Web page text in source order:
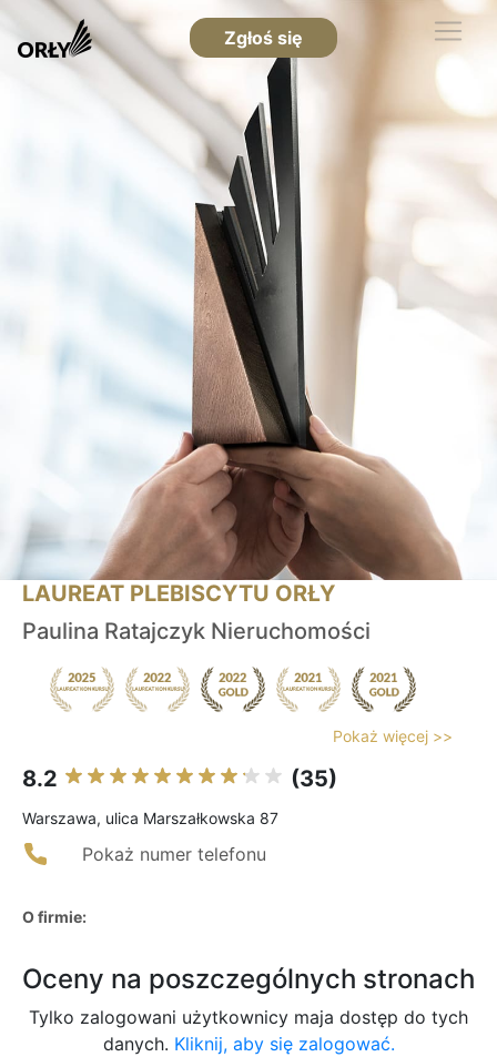
Zgłoś się
LAUREAT PLEBISCYTU ORŁY
Paulina Ratajczyk Nieruchomości
Pokaż więcej >>
8.2 (35)
Warszawa, ulica Marszałkowska 87
Pokaż numer telefonu
O firmie:
Oceny na poszczególnych stronach
Tylko zalogowani użytkownicy maja dostęp do tych
danych. Kliknij, aby się zalogować.